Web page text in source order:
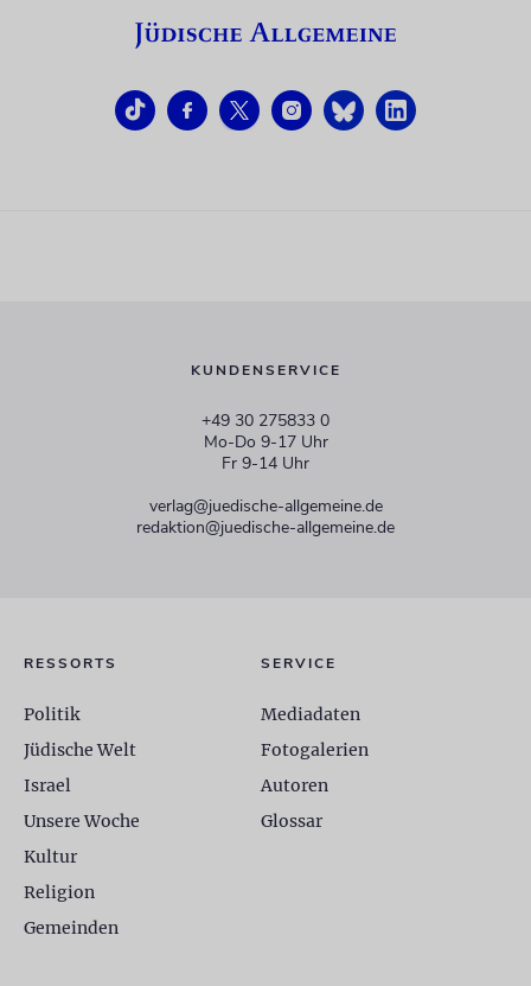
KUNDENSERVICE
+49 30 275833 0
Mo-Do 9-17 Uhr
Fr 9-14 Uhr
verlag@juedische-allgemeine.de
redaktion@juedische-allgemeine.de
RESSORTS
Politik
Jüdische Welt
Israel
Unsere Woche
Kultur
Religion
Gemeinden
SERVICE
Mediadaten
Fotogalerien
Autoren
Glossar